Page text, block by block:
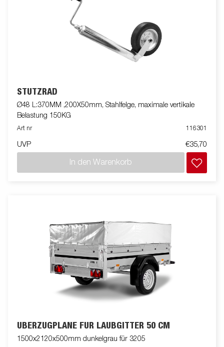
STÜTZRAD
Ø48 L:370MM ,200X50mm, Stahlfelge, maximale vertikale
Belastung 150KG
Art nr 116301
UVP €35,70
In den Warenkorb
ÜBERZUGPLANE FÜR LAUBGITTER 50 CM
1500x2120x500mm dunkelgrau für 3205